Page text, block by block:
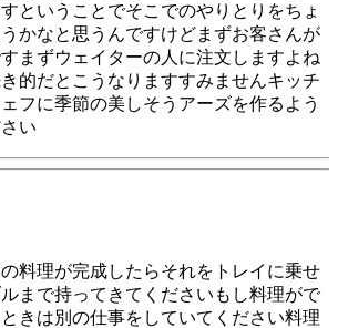
ということでそこでのやりとりをちょ
かなと思うんですけどまずお客さんが
まずウェイターの人に注文しますよね
的だとこうなりますすみませんキッチ
フに季節の美しそうアーズを作るよう
い
料理が完成したらそれをトレイに乗せ
まで持ってきてくださいもし料理がで
きは別の仕事をしていてください料理